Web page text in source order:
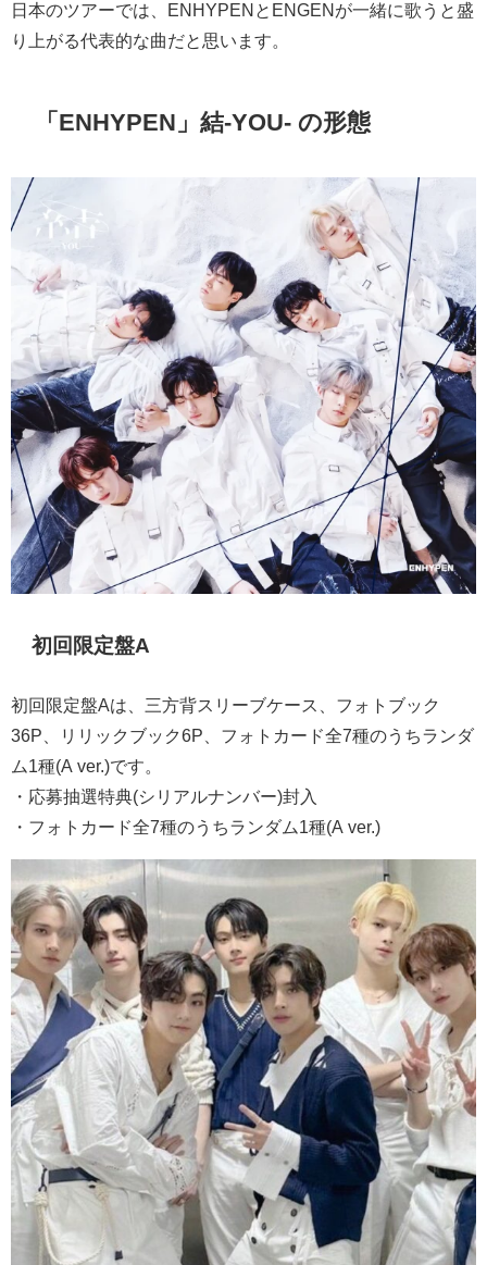
日本のツアーでは、ENHYPENとENGENが一緒に歌うと盛
り上がる代表的な曲だと思います。
「ENHYPEN」結-YOU- の形態
初回限定盤A
初回限定盤Aは、三方背スリーブケース、フォトブック
36P、リリックブック6P、フォトカード全7種のうちランダ
ム1種(A ver.)です。
・応募抽選特典(シリアルナンバー)封入
・フォトカード全7種のうちランダム1種(A ver.)